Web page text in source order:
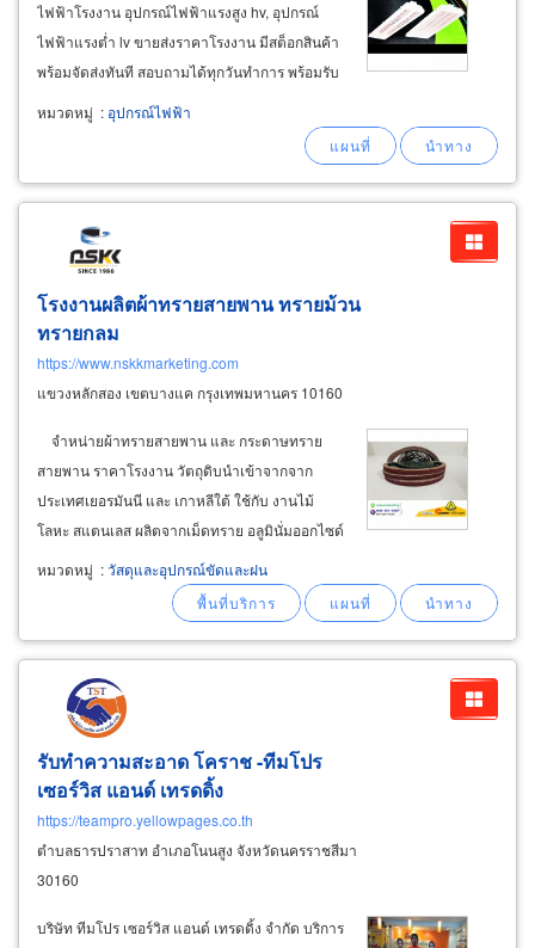
ไฟฟ้าโรงงาน อุปกรณ์ไฟฟ้าแรงสูง hv, อุปกรณ์
ไฟฟ้าแรงต่ำ lv ขายส่งราคาโรงงาน มีสต็อกสินค้า
พร้อมจัดส่งทันที สอบถามได้ทุกวันทำการ พร้อมรับ
ประกอบตู้คอนโทรล ประกอบตู้ mdb สเปคตามสั่ง
ขายส่ง ขายปลีกและรับประกอบ ตู้ควบคุมไฟฟ้า
หมวดหมู่ : อุปกรณ์ไฟฟ้า
โรงงานผลิตผ้าทรายสายพาน ทรายม้วน
ทรายกลม
https://www.nskkmarketing.com
แขวงหลักสอง เขตบางแค กรุงเทพมหานคร 10160
จำหน่ายผ้าทรายสายพาน และ กระดาษทราย
สายพาน ราคาโรงงาน วัตถุดิบนำเข้าจากจาก
ประเทศเยอรมันนี และ เกาหลีใต้ ใช้กับ งานไม้
โลหะ สแตนเลส ผลิตจากเม็ดทราย อลูมินั่มออกไซด์
เกรด a อย่างดี มีตั้งแต่เบอร์ 24 ชนิดหยาบสุดจนถึง
เบอร์ 600 ชนิดละเอียดสุด รับสั่งทำทั้งสายพานแบบ
ผ้าทรายและกระดาษทรายทั้งแบบหยาบและแบบ
ละเอียด
หมวดหมู่ :วัสดุและอุปกรณ์ขัดและฝน
รับทำความสะอาด โคราช -ทีมโปร
เซอร์วิส แอนด์ เทรดดิ้ง
https://teampro.yellowpages.co.th
ตำบลธารปราสาท อำเภอโนนสูง จังหวัดนครราชสีมา
30160
บริษัท ทีมโปร เซอร์วิส แอนด์ เทรดดิ้ง จำกัด บริการ